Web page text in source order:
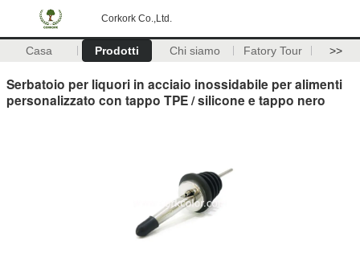
Corkork Co.,Ltd.
Casa Prodotti Chi siamo Fatory Tour >>
Serbatoio per liquori in acciaio inossidabile per alimenti
personalizzato con tappo TPE / silicone e tappo nero